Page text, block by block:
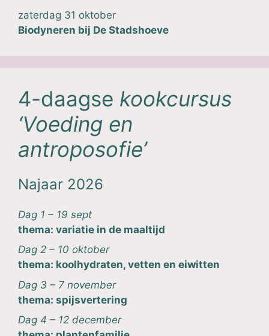
zaterdag 31 oktober
Biodyneren bij De Stadshoeve
4-daagse kookcursus
‘Voeding en
antroposofie’
Najaar 2026
Dag 1 – 19 sept
thema: variatie in de maaltijd
Dag 2 – 10 oktober
thema: koolhydraten, vetten en eiwitten
Dag 3 – 7 november
thema: spijsvertering
Dag 4 – 12 december